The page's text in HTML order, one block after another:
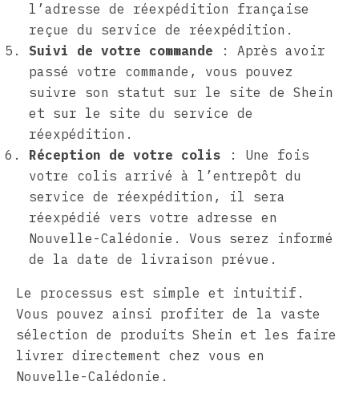
l’adresse de réexpédition française
reçue du service de réexpédition.
Suivi de votre commande : Après avoir
passé votre commande, vous pouvez
suivre son statut sur le site de Shein
et sur le site du service de
réexpédition.
Réception de votre colis : Une fois
votre colis arrivé à l’entrepôt du
service de réexpédition, il sera
réexpédié vers votre adresse en
Nouvelle-Calédonie. Vous serez informé
de la date de livraison prévue.
Le processus est simple et intuitif.
Vous pouvez ainsi profiter de la vaste
sélection de produits Shein et les faire
livrer directement chez vous en
Nouvelle-Calédonie.